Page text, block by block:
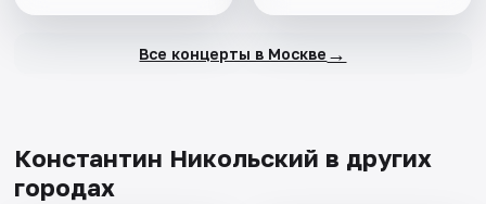
Все концерты в Москве →
Константин Никольский в других
городах